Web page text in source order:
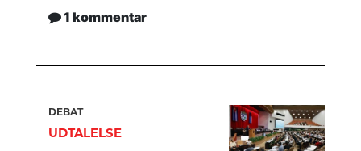
1 kommentar
DEBAT
UDTALELSE